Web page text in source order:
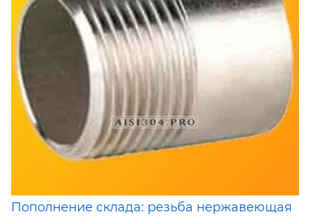
Пополнение склада: резьба нержавеющая